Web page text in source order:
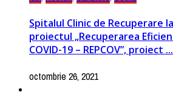
Spitalul Clinic de Recuperare
proiectul „Recuperarea
COVID-19 – REPCOV”, ­­­­­­proiect ...
octombrie 26, 2021